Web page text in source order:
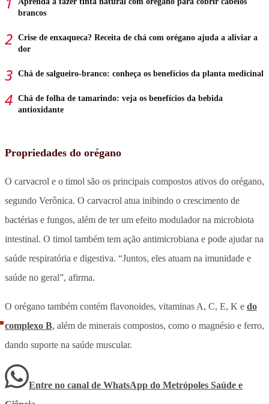
brancos
Crise de enxaqueca? Receita de chá com orégano ajuda a aliviar a
dor
Chá de salgueiro-branco: conheça os benefícios da planta medicinal
Chá de folha de tamarindo: veja os benefícios da bebida
antioxidante
Propriedades do orégano
O carvacrol e o timol são os principais compostos ativos do orégano,
segundo Verônica. O carvacrol atua inibindo o crescimento de
bactérias e fungos, além de ter um efeito modulador na microbiota
intestinal. O timol também tem ação antimicrobiana e pode ajudar na
saúde respiratória e digestiva. “Juntos, eles atuam na imunidade e
saúde no geral”, afirma.
O orégano também contém flavonoides, vitaminas A, C, E, K e do
complexo B, além de minerais compostos, como o magnésio e ferro,
dando suporte na saúde muscular.
Entre no canal de WhatsApp do Metrópoles Saúde e